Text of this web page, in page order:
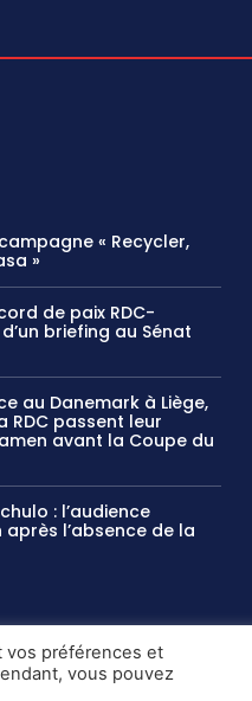
« Recycler,
»
de paix RDC-
briefing au Sénat
au Danemark à Liège,
RDC passent leur
avant la Coupe du
: l’audience
l’absence de la
vos préférences et
vous pouvez